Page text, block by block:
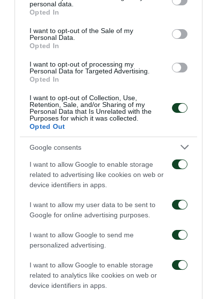
grant or deny consent to Google and its third-party tags to
use your data for below specified purposes in below Google
consent section.
personal data.
Opted In
I want to opt-out of the Sale of my
Personal Data.
Opted In
I want to opt-out of processing my
Personal Data for Targeted Advertising.
Opted In
I want to opt-out of Collection, Use,
Retention, Sale, and/or Sharing of my
Personal Data that Is Unrelated with the
Purposes for which it was collected.
Opted Out
Google consents
I want to allow Google to enable storage
related to advertising like cookies on web or
device identifiers in apps.
I want to allow my user data to be sent to
Google for online advertising purposes.
I want to allow Google to send me
personalized advertising.
I want to allow Google to enable storage
related to analytics like cookies on web or
device identifiers in apps.
του Nations League και ο Κάτσε με την Εθνική
Αλβανίας
Οι Κότσαρης, Μαυρομμάτης, Στάικος, Μπουζούκης,
τους αγώνες της Εθνικής Ελπίδων με την Αυστρία
στις 16 Νοεμβρίου στην Τούμπα και στις 20
Νοεμβρίου στην NV Arena St. Polten, στο πλαίσιο
των μπαράζ για την πρόκριση στα τελικά του
Ευρωπαϊκού Πρωταθλήματος.Εμμανουηλιδης,
Χριστογεώργος για τους αγώνες της Εθνικής Νέων
στον13ο όμιλο της προκριματικής φάσης του
Ευρωπαϊκού Πρωταθλήματος 2019.
Οι ποδοσφαιριστές του Παναθηναϊκού επιστρέφουν
στις προπονήσεις την Τετάρτη το απόγευμα, καθώς
αύριο έχουν ρεπό. Σήμερα προπονήθκαν όσοι δεν
αγωνίστηκαν στον χθεσινό αγώνα